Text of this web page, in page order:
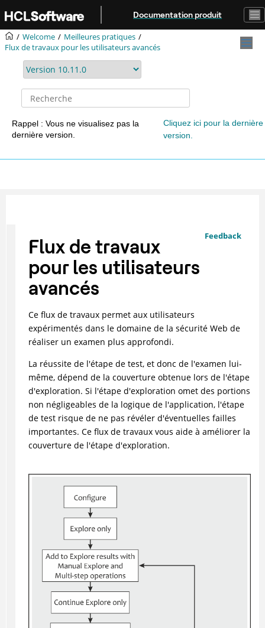
Aller au contenu principal
Documentation produit
Welcome
Meilleures pratiques
Flux de travaux pour les utilisateurs avancés
Rappel : Vous ne visualisez pas la
dernière version.
Cliquez ici pour la dernière
version.
Feedback
Flux de travaux
pour les utilisateurs
avancés
Ce flux de travaux permet aux utilisateurs
expérimentés dans le domaine de la sécurité Web de
réaliser un examen plus approfondi.
La réussite de l'étape de test, et donc de l'examen lui-
même, dépend de la couverture obtenue lors de l'étape
d'exploration. Si l'étape d'exploration omet des portions
non négligeables de la logique de l'application, l'étape
de test risque de ne pas révéler d'éventuelles failles
importantes. Ce flux de travaux vous aide à améliorer la
couverture de l'étape d'exploration.